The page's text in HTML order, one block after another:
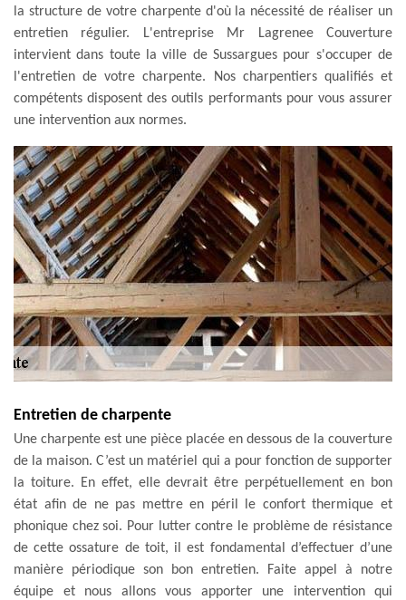
la structure de votre charpente d'où la nécessité de réaliser un
entretien régulier. L'entreprise Mr Lagrenee Couverture
intervient dans toute la ville de Sussargues pour s'occuper de
l'entretien de votre charpente. Nos charpentiers qualifiés et
compétents disposent des outils performants pour vous assurer
une intervention aux normes.
Entretien de charpente
Une charpente est une pièce placée en dessous de la couverture
de la maison. C’est un matériel qui a pour fonction de supporter
la toiture. En effet, elle devrait être perpétuellement en bon
état afin de ne pas mettre en péril le confort thermique et
phonique chez soi. Pour lutter contre le problème de résistance
de cette ossature de toit, il est fondamental d’effectuer d’une
manière périodique son bon entretien. Faite appel à notre
équipe et nous allons vous apporter une intervention qui